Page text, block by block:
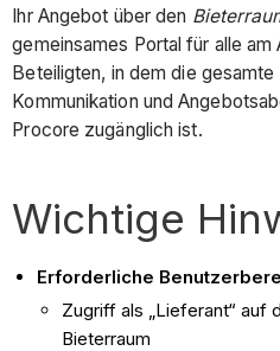
Ihr Angebot über den
gemeinsames Portal für alle
Beteiligten, in dem die
Kommunikation und
Procore zugänglich ist.
Wichtige
Erforderliche
Zugriff als „Lieferant“ auf
Bieterraum